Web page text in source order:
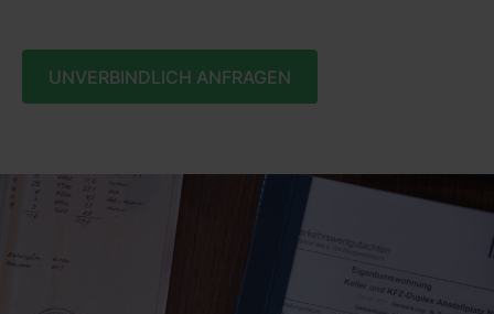
UNVERBINDLICH ANFRAGEN